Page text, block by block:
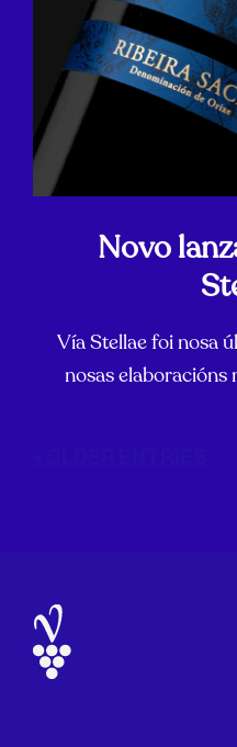
Novo
Vía Stellae foi nosa
nosas elaboracións